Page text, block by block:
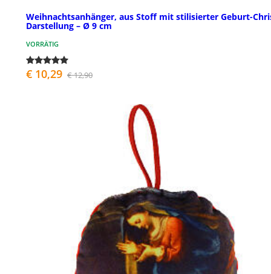
Weihnachtsanhänger, aus Stoff mit stilisierter Geburt-
Darstellung – Ø 9 cm
VORRÄTIG
€ 10,29 € 12,90